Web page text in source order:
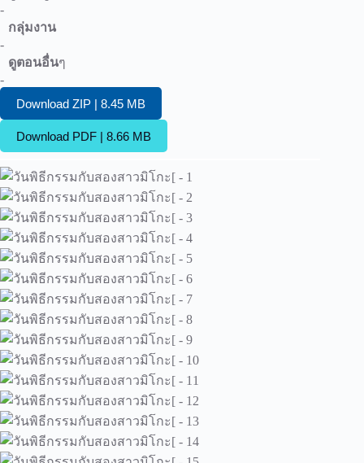
-
กลุ่มงาน
-
ดูตอนอื่นๆ
-
Download ZIP | 8.45 MB
Download PDF | 8.66 MB